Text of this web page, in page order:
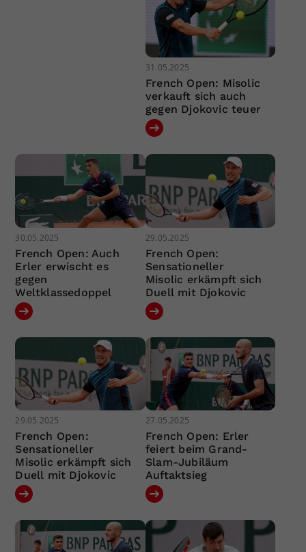
31.05.2025
French Open: Misolic
verkauft sich auch
gegen Djokovic teuer
30.05.2025
French Open: Auch
Erler erwischt es
gegen
Weltklassedoppel
29.05.2025
French Open:
Sensationeller
Misolic erkämpft sich
Duell mit Djokovic
29.05.2025
French Open:
Sensationeller
Misolic erkämpft sich
Duell mit Djokovic
27.05.2025
French Open: Erler
feiert beim Grand-
Slam-Jubiläum
Auftaktsieg